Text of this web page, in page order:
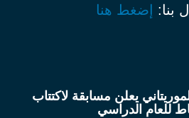
بنا: إضغط هنا
يعلن مسابقة لاكتتاب
للعام الدراسي